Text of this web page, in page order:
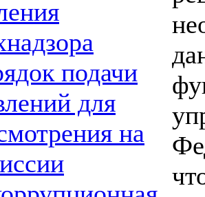
подачи
для
на